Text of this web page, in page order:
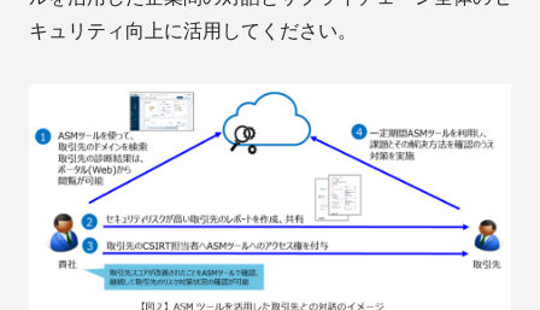
キュリティ向上に活用してください。